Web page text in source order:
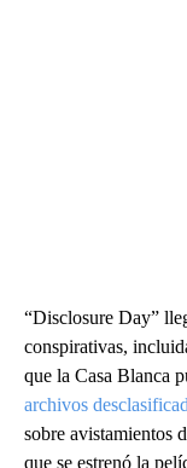
“Disclosure Day”
conspirativas,
que la Casa Blanca
archivos
sobre avistamientos
que se estrenó la